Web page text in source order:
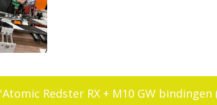
'Atomic Redster RX + M10 GW bindingen